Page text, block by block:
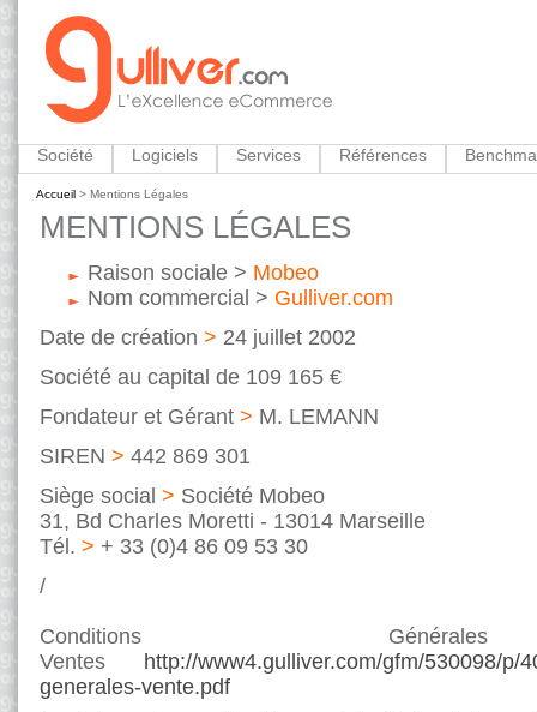
Société Logiciels Services Références
Accueil > Mentions Légales
MENTIONS LÉGALES
Raison sociale > Mobeo
Nom commercial > Gulliver.com
Date de création > 24 juillet 2002
Société au capital de 109 165 €
Fondateur et Gérant > M. LEMANN
SIREN > 442 869 301
Siège social > Société Mobeo
31, Bd Charles Moretti - 13014 Marseille
Tél. > + 33 (0)4 86 09 53 30
/
Conditions
Ventes http://www4.gulliver.com/gfm/530098/p/
generales-vente.pdf